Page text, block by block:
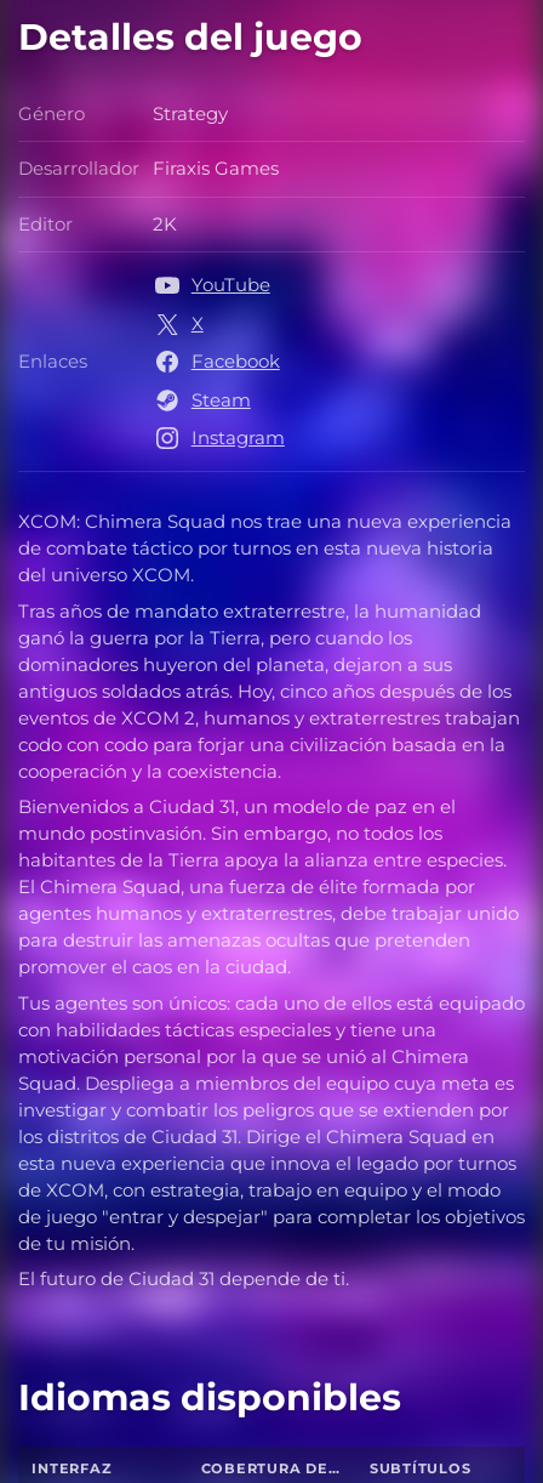
Detalles del juego
XCOM: Chimera Squad nos trae una nueva experiencia
de combate táctico por turnos en esta nueva historia
del universo XCOM.
Tras años de mandato extraterrestre, la humanidad
ganó la guerra por la Tierra, pero cuando los
dominadores huyeron del planeta, dejaron a sus
antiguos soldados atrás. Hoy, cinco años después de los
eventos de XCOM 2, humanos y extraterrestres trabajan
codo con codo para forjar una civilización basada en la
cooperación y la coexistencia.
Bienvenidos a Ciudad 31, un modelo de paz en el
mundo postinvasión. Sin embargo, no todos los
habitantes de la Tierra apoya la alianza entre especies.
El Chimera Squad, una fuerza de élite formada por
agentes humanos y extraterrestres, debe trabajar unido
para destruir las amenazas ocultas que pretenden
promover el caos en la ciudad.
Tus agentes son únicos: cada uno de ellos está equipado
con habilidades tácticas especiales y tiene una
motivación personal por la que se unió al Chimera
Squad. Despliega a miembros del equipo cuya meta es
investigar y combatir los peligros que se extienden por
los distritos de Ciudad 31. Dirige el Chimera Squad en
esta nueva experiencia que innova el legado por turnos
de XCOM, con estrategia, trabajo en equipo y el modo
de juego "entrar y despejar" para completar los objetivos
de tu misión.
El futuro de Ciudad 31 depende de ti.
Género Género
Strategy
Desarrollador Desarrollador
Firaxis Games
Editor Editor
2K
Enlaces Enlaces
YouTube
X
Facebook
Steam
Instagram
Idiomas disponibles
INTERFAZ COBERTURA DE SONIDO TOTAL SUBTÍTULOS